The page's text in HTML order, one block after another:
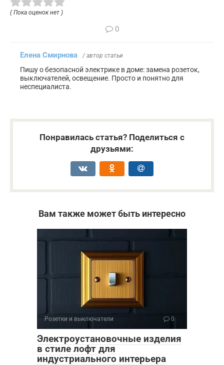
( Пока оценок нет )
0
Елена Смирнова / автор статьи
Пишу о безопасной электрике в доме: замена розеток,
выключателей, освещение. Просто и понятно для
неспециалиста.
Понравилась статья? Поделиться с
друзьями:
Вам также может быть интересно
Розетки и выключатели 0
Электроустановочные изделия
в стиле лофт для
индустриального интерьера